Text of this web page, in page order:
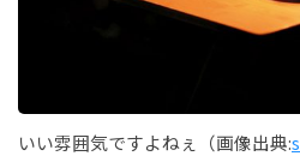
いい雰囲気ですよねぇ（画像出典: